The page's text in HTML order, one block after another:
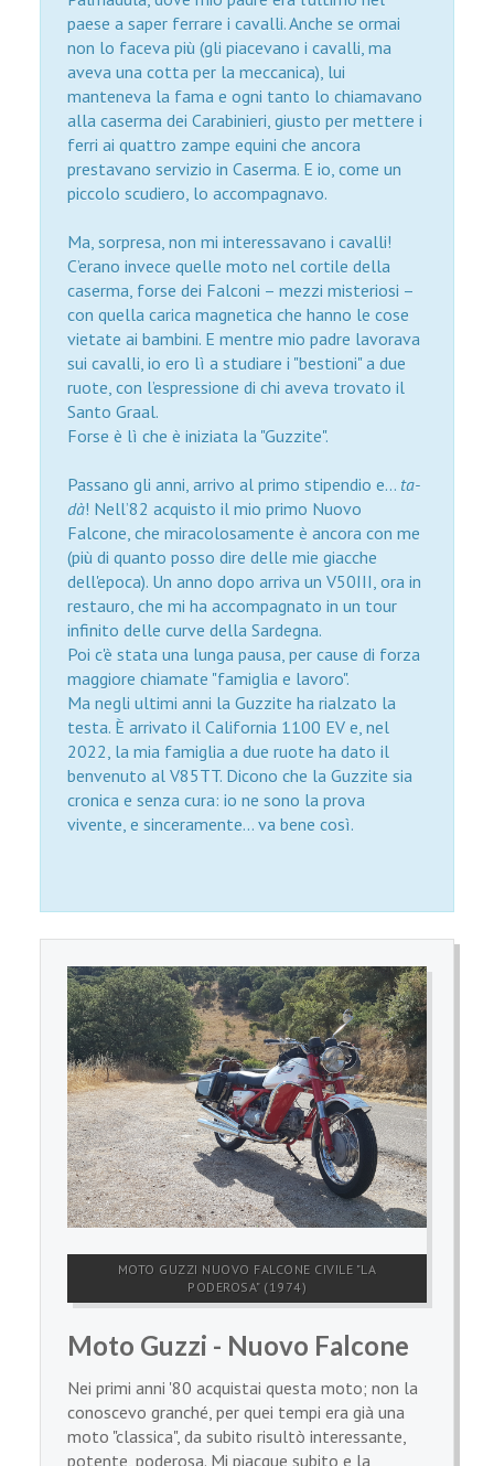
paese a saper ferrare i cavalli. Anche se ormai
non lo faceva più (gli piacevano i cavalli, ma
aveva una cotta per la meccanica), lui
manteneva la fama e ogni tanto lo chiamavano
alla caserma dei Carabinieri, giusto per mettere i
ferri ai quattro zampe equini che ancora
prestavano servizio in Caserma. E io, come un
piccolo scudiero, lo accompagnavo.
Ma, sorpresa, non mi interessavano i cavalli!
C’erano invece quelle moto nel cortile della
caserma, forse dei Falconi – mezzi misteriosi –
con quella carica magnetica che hanno le cose
vietate ai bambini. E mentre mio padre lavorava
sui cavalli, io ero lì a studiare i "bestioni" a due
ruote, con l’espressione di chi aveva trovato il
Santo Graal.
Forse è lì che è iniziata la "Guzzite".
Passano gli anni, arrivo al primo stipendio e... ta-
dà! Nell’82 acquisto il mio primo Nuovo
Falcone, che miracolosamente è ancora con me
(più di quanto posso dire delle mie giacche
dell'epoca). Un anno dopo arriva un V50III, ora in
restauro, che mi ha accompagnato in un tour
infinito delle curve della Sardegna.
Poi c'è stata una lunga pausa, per cause di forza
maggiore chiamate "famiglia e lavoro".
Ma negli ultimi anni la Guzzite ha rialzato la
testa. È arrivato il California 1100 EV e, nel
2022, la mia famiglia a due ruote ha dato il
benvenuto al V85TT. Dicono che la Guzzite sia
cronica e senza cura: io ne sono la prova
vivente, e sinceramente... va bene così.
MOTO GUZZI NUOVO FALCONE CIVILE "LA
PODEROSA" (1974)
Moto Guzzi - Nuovo Falcone
Nei primi anni '80 acquistai questa moto; non la
conoscevo granché, per quei tempi era già una
moto "classica", da subito risultò interessante,
potente, poderosa. Mi piacque subito e la